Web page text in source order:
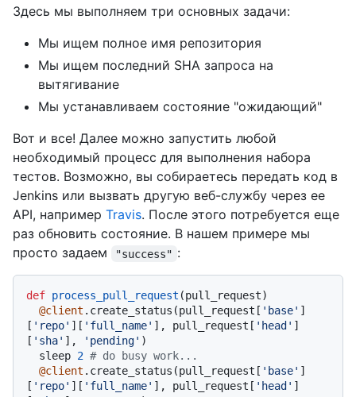
Здесь мы выполняем три основных задачи:
Мы ищем полное имя репозитория
Мы ищем последний SHA запроса на
вытягивание
Мы устанавливаем состояние "ожидающий"
Вот и все! Далее можно запустить любой
необходимый процесс для выполнения набора
тестов. Возможно, вы собираетесь передать код в
Jenkins или вызвать другую веб-службу через ее
API, например Travis. После этого потребуется еще
раз обновить состояние. В нашем примере мы
просто задаем
"success" :
def process_pull_request (pull_request)
@client .create_status(pull_request[ 'base' ]
[ 'repo' ][ 'full_name' ], pull_request[ 'head' ]
[ 'sha' ], 'pending' )
  sleep
2 # do busy work...
@client .create_status(pull_request[ 'base' ]
[ 'repo' ][ 'full_name' ], pull_request[ 'head' ]